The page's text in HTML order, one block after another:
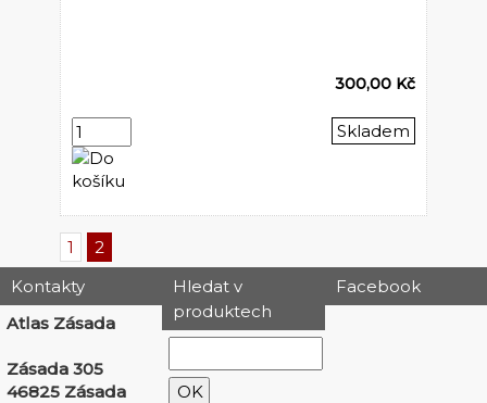
300,00 Kč
Skladem
1
2
Kontakty
Atlas Zásada
Zásada 305
46825 Zásada
Hledat v
produktech
Facebook